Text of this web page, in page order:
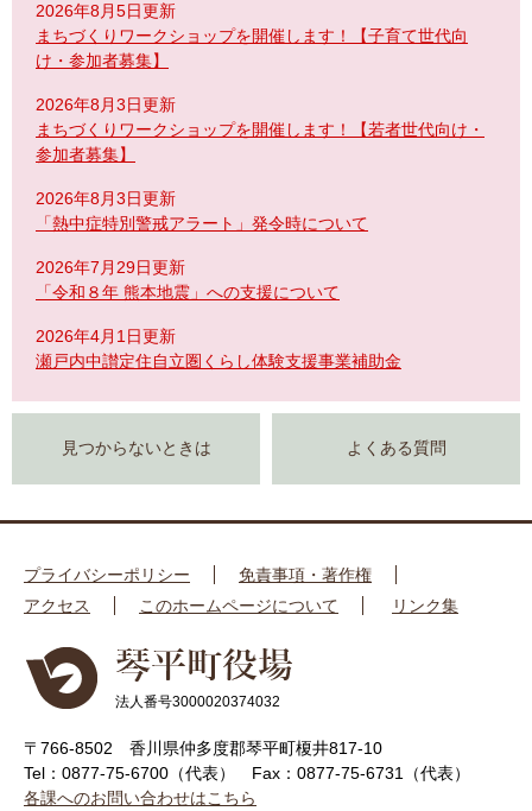
2026年8月5日更新
まちづくりワークショップを開催します！【子育て世代向
け・参加者募集】
2026年8月3日更新
まちづくりワークショップを開催します！【若者世代向け・
参加者募集】
2026年8月3日更新
「熱中症特別警戒アラート」発令時について
2026年7月29日更新
「令和８年 熊本地震」への支援について
2026年4月1日更新
瀬戸内中讃定住自立圏くらし体験支援事業補助金
見つからないときは よくある質問
プライバシーポリシー
免責事項・著作権
アクセス
このホームページについて リンク集
法人番号3000020374032
〒766-8502 香川県仲多度郡琴平町榎井817-10
Tel：0877-75-6700（代表）
Fax：0877-75-6731（代表）
各課へのお問い合わせはこちら